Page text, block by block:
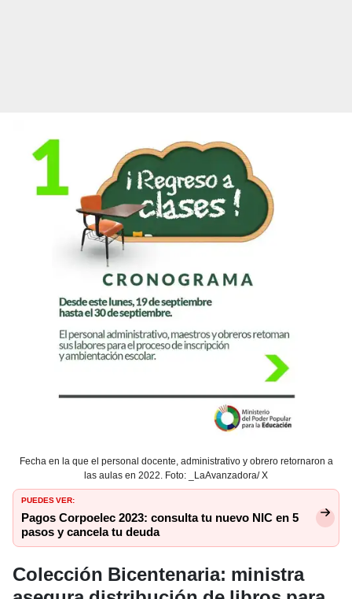
Fecha en la que el personal docente, administrativo y obrero retornaron a
las aulas en 2022. Foto: _LaAvanzadora/ X
PUEDES VER:
Pagos Corpoelec 2023: consulta tu nuevo NIC en 5
pasos y cancela tu deuda
Colección Bicentenaria: ministra